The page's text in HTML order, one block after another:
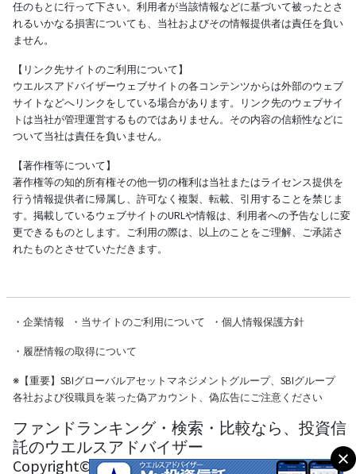
任のもとに行って下さい。利用者が当該情報などに基づいて被ったとさ
れるいかなる損害についても、当社およびその情報提供者は責任を負い
ません。
【リンク先サイトのご利用について】
ウエルスアドバイザーウェブサイトの各コンテンツからは外部のウェブ
サイトなどへリンクをしている場合があります。リンク先のウェブサイ
トは当社が管理運営するものではありません。その内容の信頼性などに
ついて当社は責任を負いません。
【著作権等について】
著作権等の知的所有権その他一切の権利は当社またはライセンス提供を
行う情報提供者に帰属し、許可なく複製、転載、引用することを禁じま
す。掲載しているウェブサイトのURLや情報は、利用者への予告なしに変
更できるものとします。ご利用の際は、以上のことをご理解、ご承諾さ
れたものとさせていただきます。
・ 企業情報 ・ 当サイトのご利用について ・ 個人情報保護方針
・ 履歴情報の取得について
※【重要】SBIグローバルアセットマネジメントグループ、SBIグループ
各社および役職員を装った偽アカウント、偽広告にご注意ください
ファンドランキング・検索・比較なら、投資信
託のウエルスアドバイザー
Copyright© Wealth Advisor Co., Ltd. All Rights